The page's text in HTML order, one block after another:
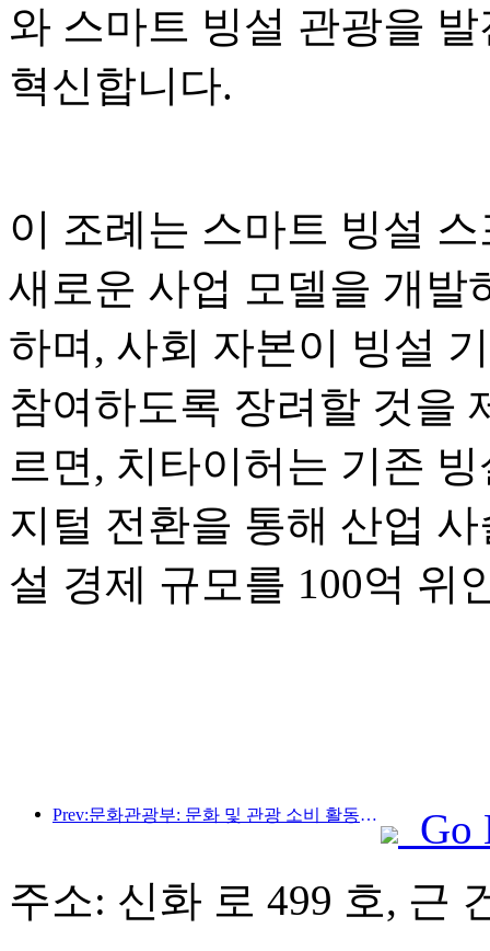
와 스마트 빙설 관광을
혁신합니다.
이 조례는 스마트 빙설
새로운 사업 모델을 개발
하며, 사회 자본이 빙설
참여하도록 장려할 것을
르면, 치타이허는 기존
지털 전환을 통해 산업
설 경제 규모를 100억 위
Prev:문화관광부: 문화 및 관광 소비 활동과 여행을 안내하기 위해 수요와 공급 모두에 초점을 맞춥니다.
Go
주소: 신화 로 499 호, 근